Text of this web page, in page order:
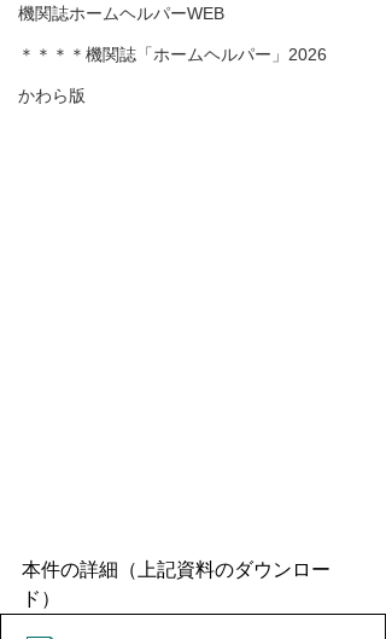
機関誌ホームヘルパーWEB
＊＊＊＊機関誌「ホームヘルパー」2026
かわら版
本件の詳細（上記資料のダウンロー
ド）